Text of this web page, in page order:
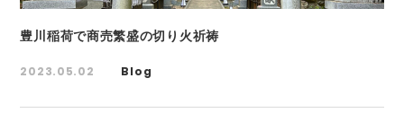
豊川稲荷で商売繁盛の切り火祈祷
2023.05.02 Blog